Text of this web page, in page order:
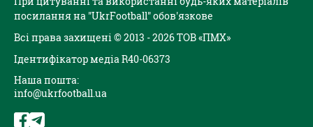
посилання на "UkrFootball" обов'язкове
Всі права захищені © 2013 - 2026 ТОВ «ПМХ»
Ідентифікатор медіа R40-06373
Наша пошта:
info@ukrfootball.ua